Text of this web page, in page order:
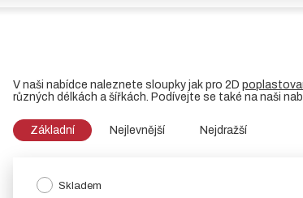
V naši nabídce naleznete sloupky jak pro 2D
různých délkách a šířkách. Podívejte se také na naši
Základní Nejlevnější Nejdražší
Skladem